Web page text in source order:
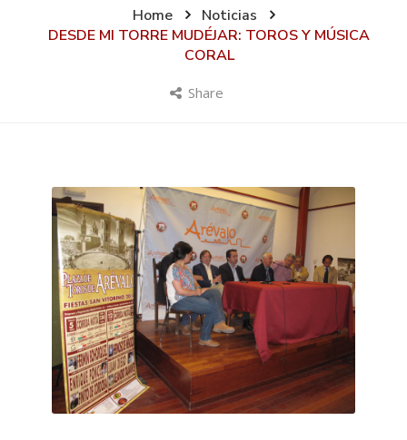
Home
Noticias
DESDE MI TORRE MUDÉJAR: TOROS Y MÚSICA
CORAL
Share